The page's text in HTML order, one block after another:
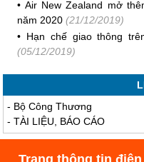
• Air New Zealand mở
năm 2020 (21/12/2019)
• Hạn chế giao thông
(05/12/2019)
- Bộ Công Thương
-TÀI LIỆU, BÁO CÁO
Trang thông tin